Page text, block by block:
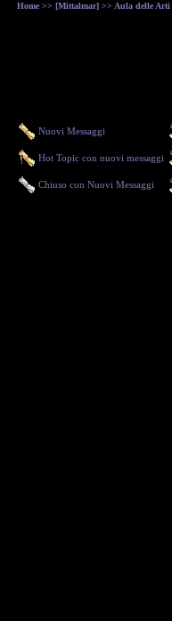
Home >> [Mittalmar] >> Aula delle
Nuovi Messaggi
Hot Topic con nuovi messaggi
Chiuso con Nuovi Messaggi